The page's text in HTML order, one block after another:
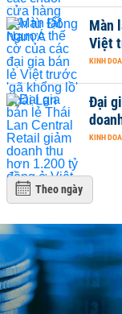
Màn
Việt
KINH
Đại
KINH
Theo ngày